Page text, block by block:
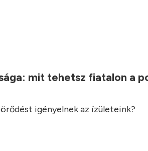
mit tehetsz fiatalon a
igényelnek az ízületeink?